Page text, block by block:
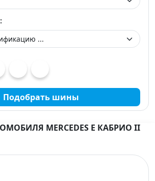
Подобрать шины
MERCEDES E КАБРИО II